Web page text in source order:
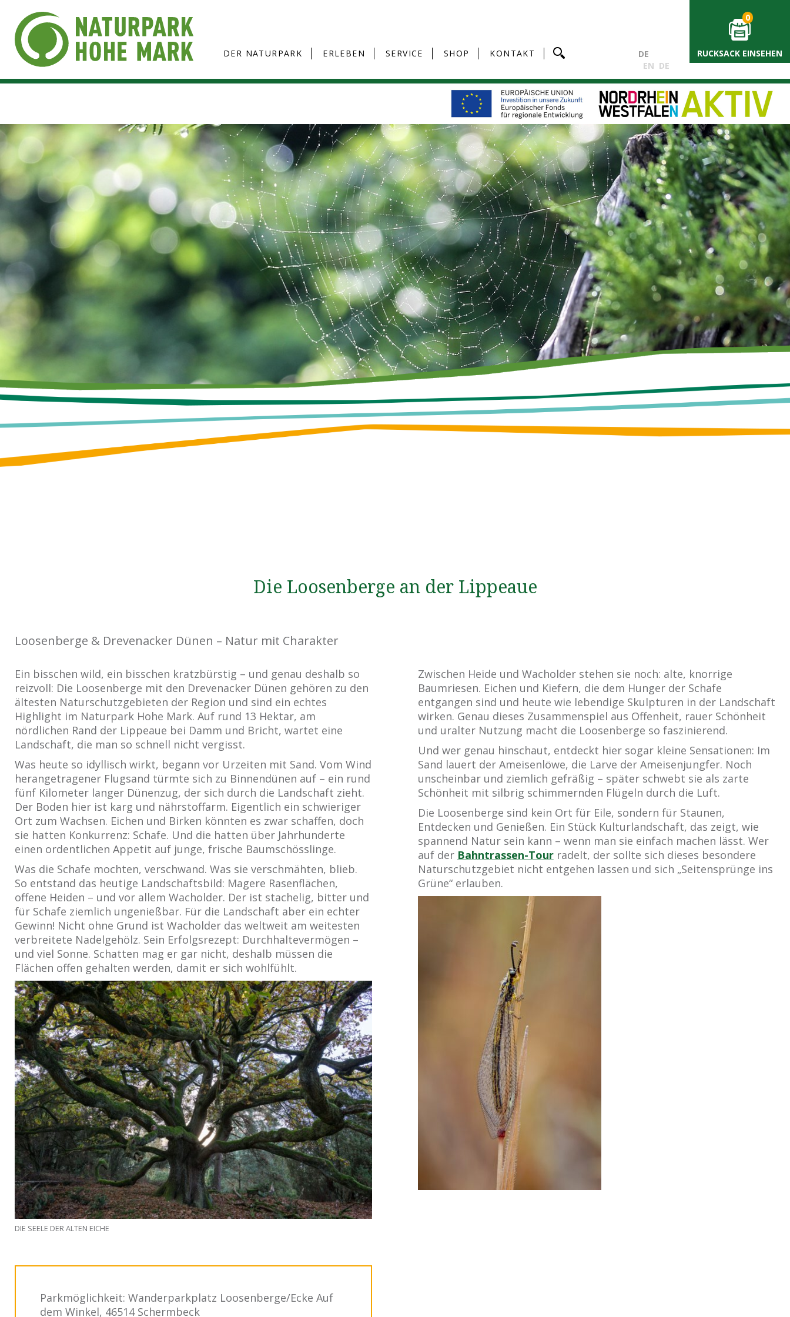
DER NATURPARK ERLEBEN SERVICE SHOP KONTAKT
0
RUCKSACK EINSEHEN
DE
EN DE
Die Loosenberge an der Lippeaue
Loosenberge & Drevenacker Dünen – Natur mit Charakter
Ein bisschen wild, ein bisschen kratzbürstig – und genau deshalb so
reizvoll: Die Loosenberge mit den Drevenacker Dünen gehören zu den
ältesten Naturschutzgebieten der Region und sind ein echtes
Highlight im Naturpark Hohe Mark. Auf rund 13 Hektar, am
nördlichen Rand der Lippeaue bei Damm und Bricht, wartet eine
Landschaft, die man so schnell nicht vergisst.
Was heute so idyllisch wirkt, begann vor Urzeiten mit Sand. Vom Wind
herangetragener Flugsand türmte sich zu Binnendünen auf – ein rund
fünf Kilometer langer Dünenzug, der sich durch die Landschaft zieht.
Der Boden hier ist karg und nährstoffarm. Eigentlich ein schwieriger
Ort zum Wachsen. Eichen und Birken könnten es zwar schaffen, doch
sie hatten Konkurrenz: Schafe. Und die hatten über Jahrhunderte
einen ordentlichen Appetit auf junge, frische Baumschösslinge.
Was die Schafe mochten, verschwand. Was sie verschmähten, blieb.
So entstand das heutige Landschaftsbild: Magere Rasenflächen,
offene Heiden – und vor allem Wacholder. Der ist stachelig, bitter und
für Schafe ziemlich ungenießbar. Für die Landschaft aber ein echter
Gewinn! Nicht ohne Grund ist Wacholder das weltweit am weitesten
verbreitete Nadelgehölz. Sein Erfolgsrezept: Durchhaltevermögen –
und viel Sonne. Schatten mag er gar nicht, deshalb müssen die
Flächen offen gehalten werden, damit er sich wohlfühlt.
DIE SEELE DER ALTEN EICHE
Parkmöglichkeit: Wanderparkplatz Loosenberge/Ecke Auf
dem Winkel, 46514 Schermbeck
Zwischen Heide und Wacholder stehen sie noch: alte, knorrige
Baumriesen. Eichen und Kiefern, die dem Hunger der Schafe
entgangen sind und heute wie lebendige Skulpturen in der Landschaft
wirken. Genau dieses Zusammenspiel aus Offenheit, rauer Schönheit
und uralter Nutzung macht die Loosenberge so faszinierend.
Und wer genau hinschaut, entdeckt hier sogar kleine Sensationen: Im
Sand lauert der Ameisenlöwe, die Larve der Ameisenjungfer. Noch
unscheinbar und ziemlich gefräßig – später schwebt sie als zarte
Schönheit mit silbrig schimmernden Flügeln durch die Luft.
Die Loosenberge sind kein Ort für Eile, sondern für Staunen,
Entdecken und Genießen. Ein Stück Kulturlandschaft, das zeigt, wie
spannend Natur sein kann – wenn man sie einfach machen lässt. Wer
auf der Bahntrassen-Tourradelt, der sollte sich dieses besondere
Naturschutzgebiet nicht entgehen lassen und sich „Seitensprünge ins
Grüne“ erlauben.